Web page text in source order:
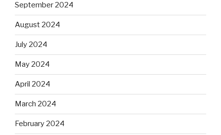
September 2024
August 2024
July 2024
May 2024
April 2024
March 2024
February 2024